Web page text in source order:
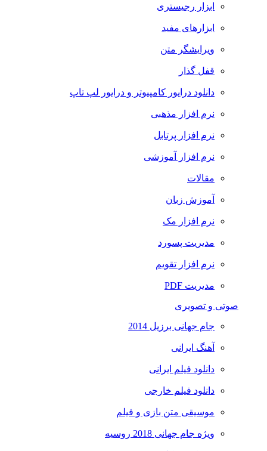
ابزار رجیستری
ابزارهای مفید
ویرایشگر متن
قفل گذار
دانلود درایور کامپیوتر و درایور لپ تاپ
نرم افزار مذهبی
نرم افزار پرتابل
نرم افزار آموزشی
مقالات
آموزش زبان
نرم افزار مک
مدیریت پسورد
نرم افزار تقویم
مدیریت PDF
صوتی و تصویری
جام جهانی برزیل 2014
آهنگ ایرانی
دانلود فیلم ایرانی
دانلود فیلم خارجی
موسیقی متن بازی و فیلم
ویژه جام جهانی 2018 روسیه